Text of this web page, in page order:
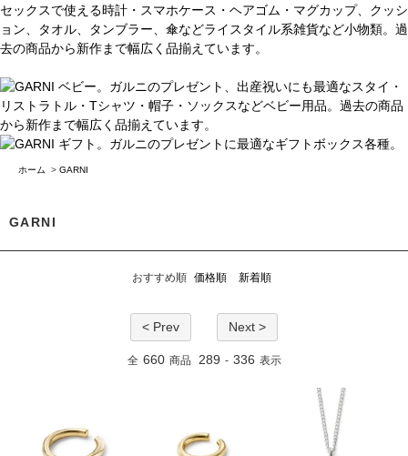
ホーム > GARNI
GARNI
おすすめ順 価格順 新着順
< Prev Next >
全 660 商品 289 - 336 表示